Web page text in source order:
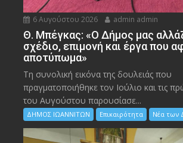
6 Αυγούστου 2026 admin admin
Θ. Μπέγκας: «Ο Δήμος μας
σχέδιο, επιμονή και έργα που
αποτύπωμα»
Τη συνολική εικόνα της δουλειάς που
πραγματοποιήθηκε τον Ιούλιο και τις
του Αυγούστου παρουσίασε...
ΔΗΜΟΣ ΙΩΑΝΝΙΤΩΝ Επικαιρότητα Νέα των